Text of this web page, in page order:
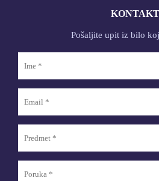
KONTAKT
Pošaljite upit iz bilo